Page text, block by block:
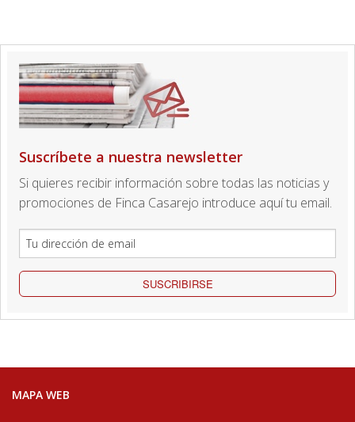
Suscríbete a nuestra newsletter
Si quieres recibir información sobre todas las noticias y
promociones de Finca Casarejo introduce aquí tu email.
SUSCRIBIRSE
MAPA WEB